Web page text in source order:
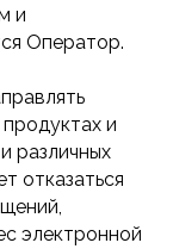
и
Оператор.
и
различных
отказаться
электронной